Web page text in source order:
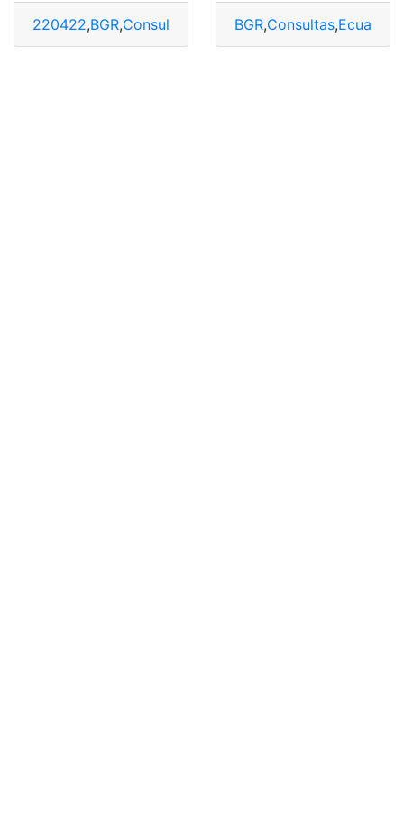
220422,BGR,Consultas Ecuador,Evaluación,SIFTE
BGR,Consultas,Ecuador